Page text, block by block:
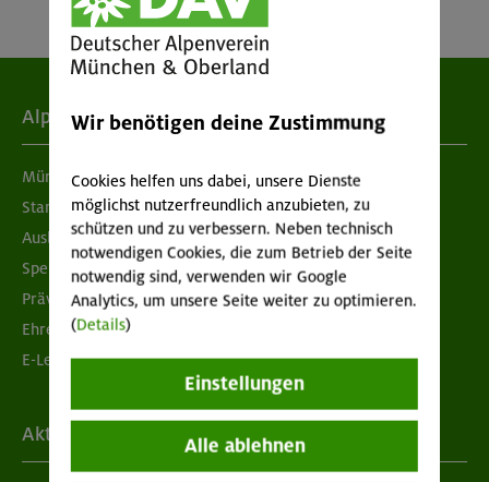
Alpenverein
München & Oberland
Standorte
Ausbildung & Jobs
Spenden
Prävention sexualisierter Gewalt
Ehrenamtsbörse
E-Learning
Aktuelles
Wir benötigen deine Zustimmung
Cookies helfen uns dabei, unsere Dienste
möglichst nutzerfreundlich anzubieten, zu
schützen und zu verbessern. Neben technisch
notwendigen Cookies, die zum Betrieb der Seite
notwendig sind, verwenden wir Google
Analytics, um unsere Seite weiter zu optimieren.
(Details)
Einstellungen
Alle ablehnen